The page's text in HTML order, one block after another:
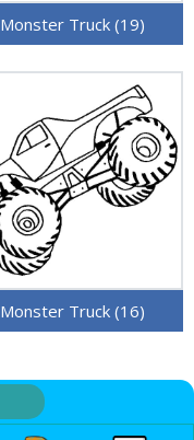
Monster Truck (19)
Monster Truck (16)